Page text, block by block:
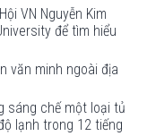
VN Nguyễn Kim
để tìm hiểu
văn minh ngoài địa
sáng chế một loại tủ
lạnh trong 12 tiếng